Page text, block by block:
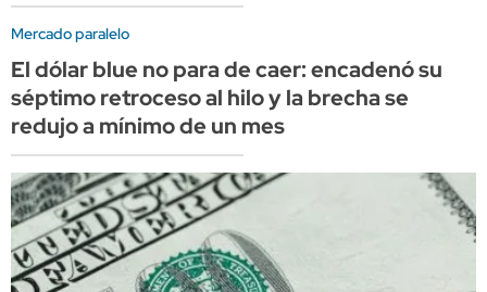
Mercado paralelo
El dólar blue no para de caer: encadenó su
séptimo retroceso al hilo y la brecha se
redujo a mínimo de un mes